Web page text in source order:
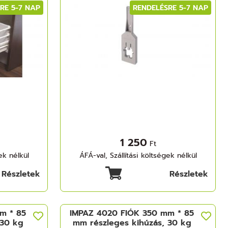
5-7 NAP
nélkül
Részletek
RENDELÉSRE 5-7 NAP
1 250 Ft
ÁFÁ-val, Szállítási költségek nélkül
Részletek
* 85
kg
IMPAZ 4020 FIÓK 350 mm * 85
mm részleges kihúzás, 30 kg